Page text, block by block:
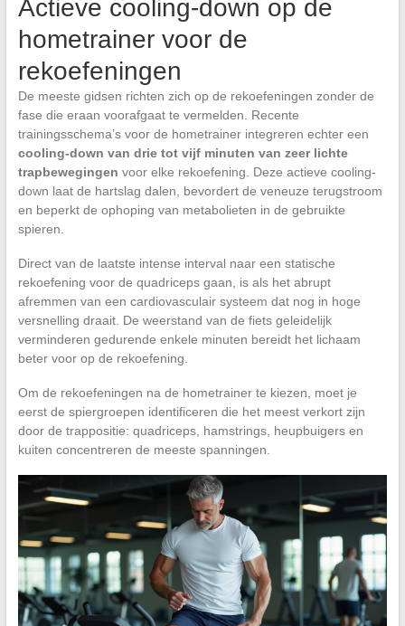
Actieve cooling-down op de
hometrainer voor de
rekoefeningen
De meeste gidsen richten zich op de rekoefeningen zonder de
fase die eraan voorafgaat te vermelden. Recente
trainingsschema’s voor de hometrainer integreren echter een
cooling-down van drie tot vijf minuten van zeer lichte
trapbewegingen voor elke rekoefening. Deze actieve cooling-
down laat de hartslag dalen, bevordert de veneuze terugstroom
en beperkt de ophoping van metabolieten in de gebruikte
spieren.
Direct van de laatste intense interval naar een statische
rekoefening voor de quadriceps gaan, is als het abrupt
afremmen van een cardiovasculair systeem dat nog in hoge
versnelling draait. De weerstand van de fiets geleidelijk
verminderen gedurende enkele minuten bereidt het lichaam
beter voor op de rekoefening.
Om de rekoefeningen na de hometrainer te kiezen, moet je
eerst de spiergroepen identificeren die het meest verkort zijn
door de trappositie: quadriceps, hamstrings, heupbuigers en
kuiten concentreren de meeste spanningen.